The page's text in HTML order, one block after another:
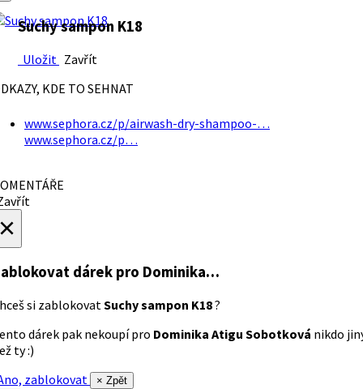
Suchy sampon K18
Uložit Zavřít
KDE TO SEHNAT
www.sephora.cz/p/airwash-dry-shampoo-…
www.sephora.cz/p…
dárek pro Dominika…
si zablokovatSuchy sampon K18?
dárek pak nekoupí pro Dominika Atigu Sobotková nikdo
ty :)
zablokovat
× Zpět